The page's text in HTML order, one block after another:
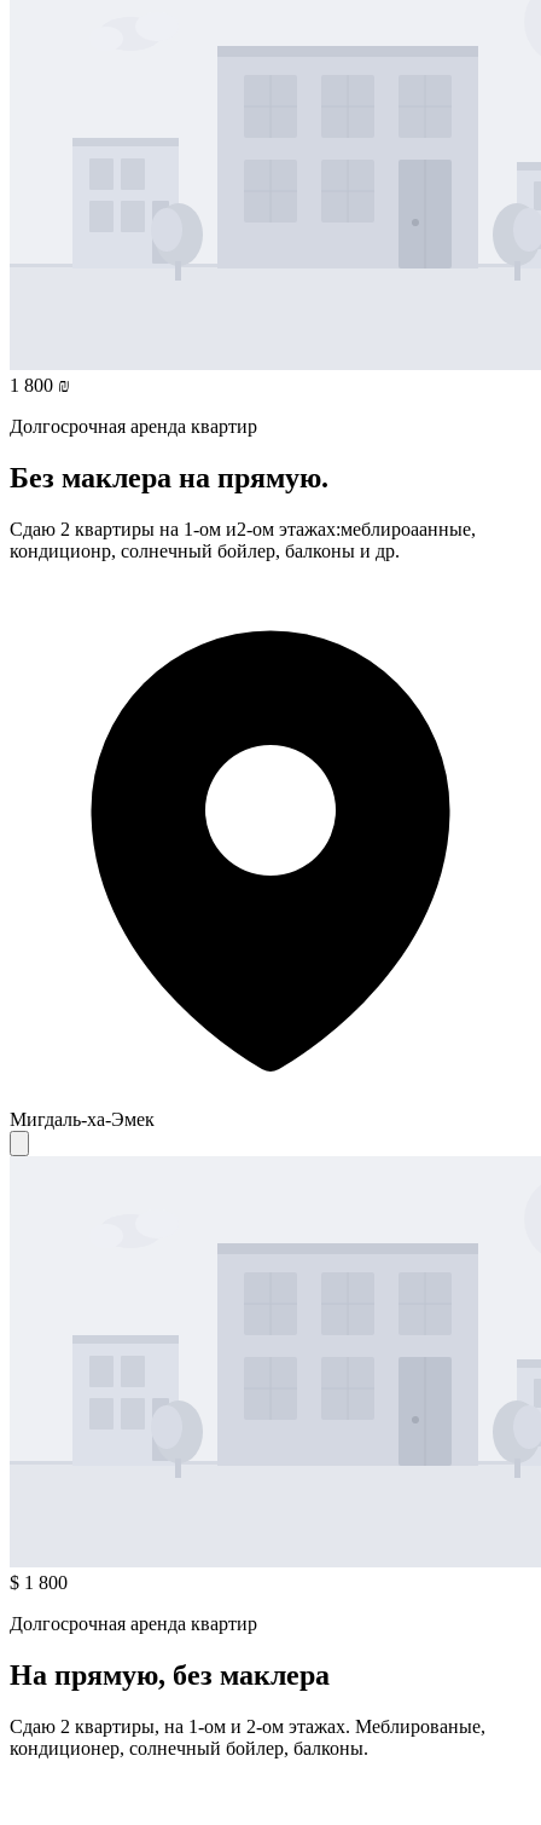
1 800 ₪
Долгосрочная аренда квартир
Без маклера на прямую.
Сдаю 2 квартиры на 1-ом и2-ом этажах:меблироаанные,
кондиционр, солнечный бойлер, балконы и др.
Мигдаль-ха-Эмек
$ 1 800
Долгосрочная аренда квартир
На прямую, без маклера
Сдаю 2 квартиры, на 1-ом и 2-ом этажах. Меблированые,
кондиционер, солнечный бойлер, балконы.